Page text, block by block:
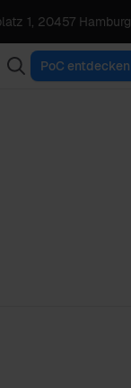
1, 20457 Hamburg
PoC entdecken